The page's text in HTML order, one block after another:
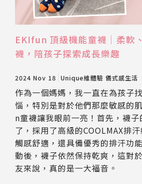
EKIfun 頂級機能童襪｜柔軟
襪，陪孩子探索成長樂趣
2024 Nov 18 Unique維體驗 儀式感生活
作為一個媽媽，我一直在為孩子
惱，特別是對於他們那麼敏感的
n童襪讓我眼前一亮！首先，襪
了，採用了高級的COOLMAX排
觸感舒適，還具備優秀的排汗功
動後，襪子依然保持乾爽，這對
友來說，真的是一大福音。